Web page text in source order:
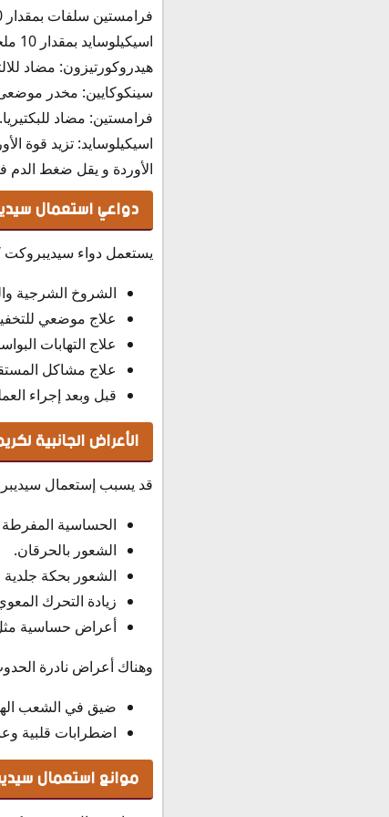
فرامستين سلفات بمقدار 10 ملجم.
اسيكيلوسايد بمقدار 10 ملجم.
هيدروكورتيزون: مضاد
سينكوكايين: مخدر
فرامستين: مضاد للبكتيريا.
اسيكيلوسايد: تزيد قوة
الأوردة و يقل ضغط الدم
دواعي استعمال
يستعمل دواء
الشروخ الشرجية
علاج موضعي
علاج التهابات
علاج مشاكل
قبل وبعد إجراء
الأعراض الجانبية
قد يسبب إستعمال
الحساسية
الشعور بالحرقان.
الشعور بحكة
زيادة التحرك
أعراض حساسية
وهناك أعراض نادرة
ضيق في الشعب
اضطرابات قلبية
موانع استعمال